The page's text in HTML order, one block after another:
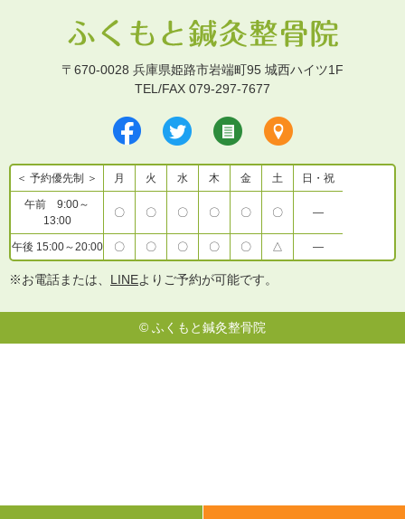
〒670-0028 兵庫県姫路市岩端町95 城西ハイツ1F
TEL/FAX 079-297-7677
＜ 予約優先制 ＞ 月 火 水 木 金 土 日・祝
午前 9:00～
13:00
〇 〇 〇 〇 〇 〇 ―
午後 15:00～20:00 〇 〇 〇 〇 〇 △ ―
※お電話または、 LINEよりご予約が可能です。
© ふくもと鍼灸整骨院